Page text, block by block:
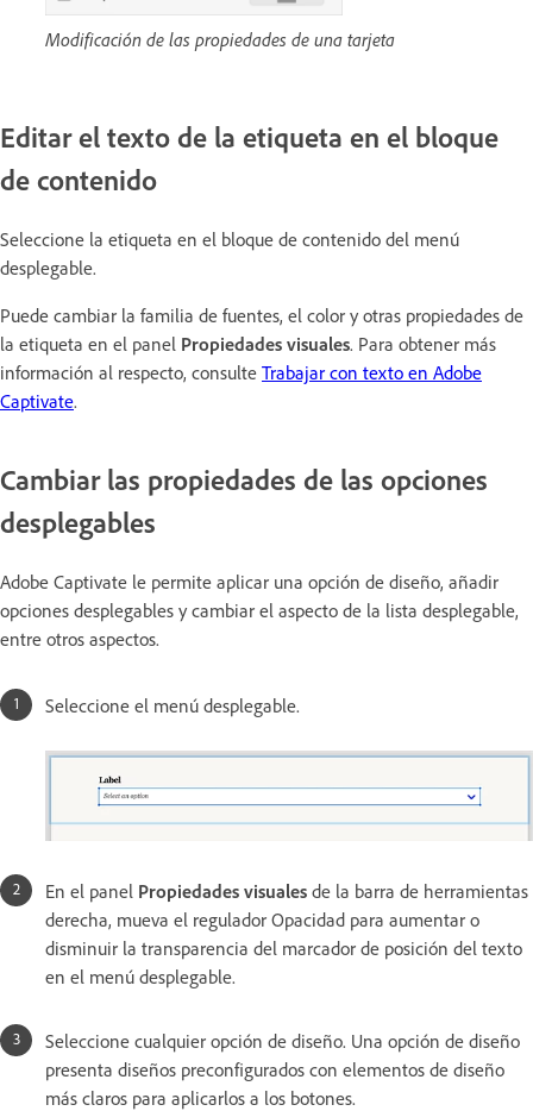
Modificación de las propiedades de una tarjeta
Editar el texto de la etiqueta en el bloque
de contenido
Seleccione la etiqueta en el bloque de contenido del menú
desplegable.
Puede cambiar la familia de fuentes, el color y otras propiedades de
la etiqueta en el panel Propiedades visuales. Para obtener más
información al respecto, consulte Trabajar con texto en Adobe
Captivate.
Cambiar las propiedades de las opciones
desplegables
Adobe Captivate le permite aplicar una opción de diseño, añadir
opciones desplegables y cambiar el aspecto de la lista desplegable,
entre otros aspectos.
Seleccione el menú desplegable.
En el panel Propiedades visuales de la barra de herramientas
derecha, mueva el regulador Opacidad para aumentar o
disminuir la transparencia del marcador de posición del texto
en el menú desplegable.
Seleccione cualquier opción de diseño. Una opción de diseño
presenta diseños preconfigurados con elementos de diseño
más claros para aplicarlos a los botones.